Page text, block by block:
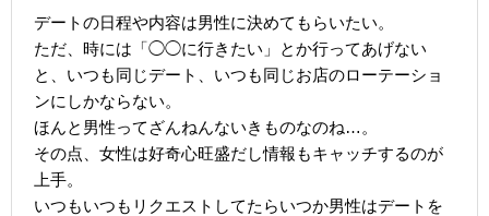
デートの日程や内容は男性に決めてもらいたい。
ただ、時には「◯◯に行きたい」とか行ってあげない
と、いつも同じデート、いつも同じお店のローテーショ
ンにしかならない。
ほんと男性ってざんねんないきものなのね…。
その点、女性は好奇心旺盛だし情報もキャッチするのが
上手。
いつもいつもリクエストしてたらいつか男性はデートを